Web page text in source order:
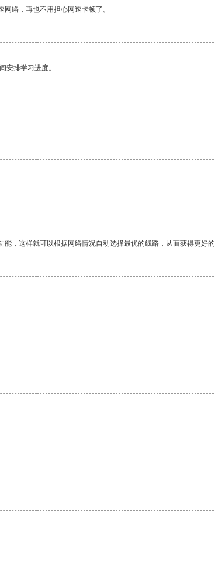
络，再也不用担心网速卡顿了。
安排学习进度。
，这样就可以根据网络情况自动选择最优的线路，从而获得更好的